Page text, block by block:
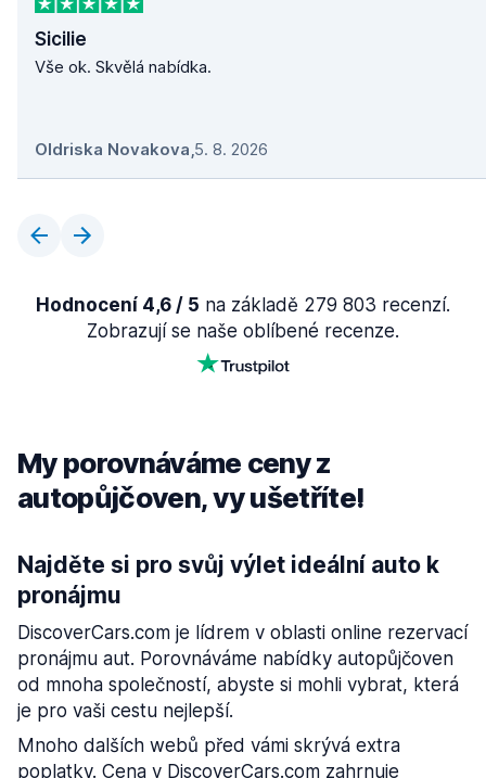
Sicilie
Vše ok. Skvělá nabídka.
Oldriska Novakova,5. 8. 2026
Hodnocení 4,6 / 5 na základě 279 803 recenzí.
Zobrazují se naše oblíbené recenze.
My porovnáváme ceny z
autopůjčoven, vy ušetříte!
Najděte si pro svůj výlet ideální auto k
pronájmu
DiscoverCars.com je lídrem v oblasti online rezervací
pronájmu aut. Porovnáváme nabídky autopůjčoven
od mnoha společností, abyste si mohli vybrat, která
je pro vaši cestu nejlepší.
Mnoho dalších webů před vámi skrývá extra
poplatky. Cena v DiscoverCars.com zahrnuje